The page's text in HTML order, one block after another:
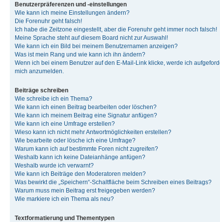
Benutzerpräferenzen und -einstellungen
Wie kann ich meine Einstellungen ändern?
Die Forenuhr geht falsch!
Ich habe die Zeitzone eingestellt, aber die Forenuhr geht immer noch falsch!
Meine Sprache steht auf diesem Board nicht zur Auswahl!
Wie kann ich ein Bild bei meinem Benutzernamen anzeigen?
Was ist mein Rang und wie kann ich ihn ändern?
Wenn ich bei einem Benutzer auf den E-Mail-Link klicke, werde ich
mich anzumelden.
Beiträge schreiben
Wie schreibe ich ein Thema?
Wie kann ich einen Beitrag bearbeiten oder löschen?
Wie kann ich meinem Beitrag eine Signatur anfügen?
Wie kann ich eine Umfrage erstellen?
Wieso kann ich nicht mehr Antwortmöglichkeiten erstellen?
Wie bearbeite oder lösche ich eine Umfrage?
Warum kann ich auf bestimmte Foren nicht zugreifen?
Weshalb kann ich keine Dateianhänge anfügen?
Weshalb wurde ich verwarnt?
Wie kann ich Beiträge den Moderatoren melden?
Was bewirkt die „Speichern“-Schaltfläche beim Schreiben eines Beitrags?
Warum muss mein Beitrag erst freigegeben werden?
Wie markiere ich ein Thema als neu?
Textformatierung und Thementypen